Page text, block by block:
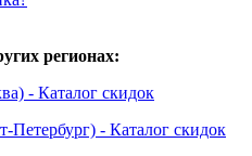
регионах:
- Каталог скидок
Петербург) - Каталог скидок